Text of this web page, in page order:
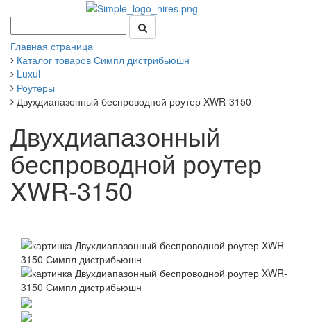
Главная страница
Каталог товаров Симпл дистрибьюшн
Luxul
Роутеры
Двухдиапазонный беспроводной роутер XWR-3150
Двухдиапазонный
беспроводной роутер
XWR-3150